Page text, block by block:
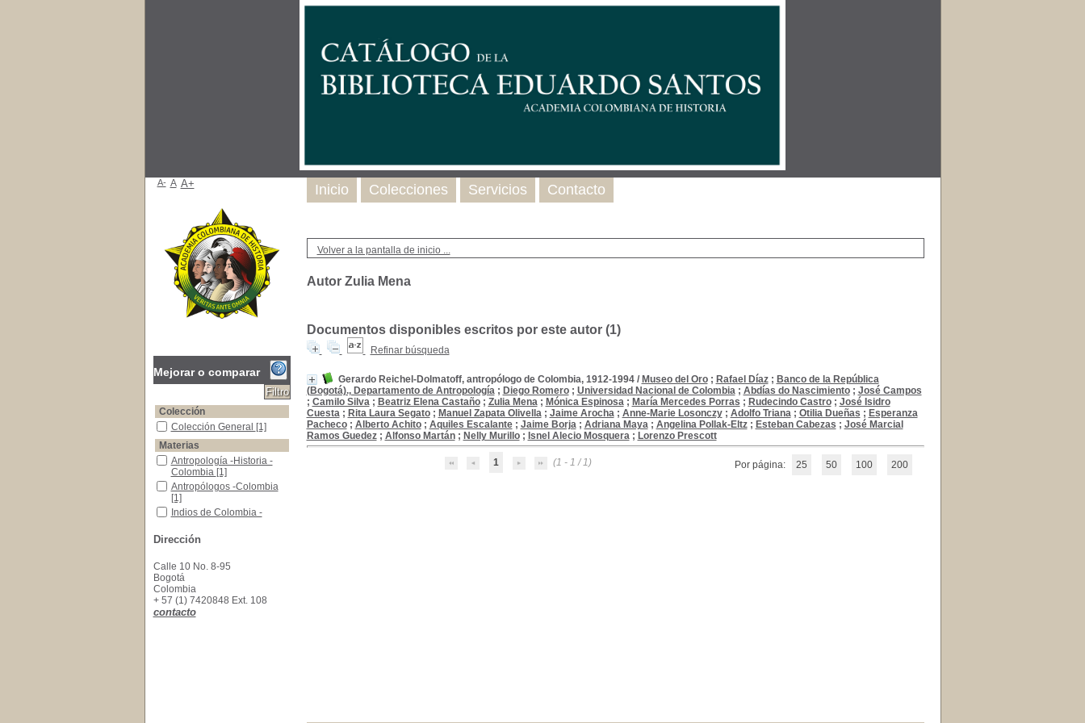
Volver a la pantalla de inicio ...
Autor Zulia Mena
Documentos disponibles escritos por este autor (1)
Refinar búsqueda
Gerardo Reichel-Dolmatoff, antropólogo de Colombia, 1912-1994/ Museo del Oro; Rafael Díaz; Banco de la República
(Bogotá)., Departamento de Antropología; Diego Romero; Universidad Nacional de Colombia; Abdías do Nascimiento; José Campos
; Camilo Silva; Beatriz Elena Castaño; Zulia Mena; Mónica Espinosa; María Mercedes Porras ; Rudecindo Castro; José Isidro
Cuesta; Rita Laura Segato; Manuel Zapata Olivella; Jaime Arocha; Anne-Marie Losonczy; Adolfo Triana; Otilia Dueñas ; Esperanza
Pacheco; Alberto Achito; Aquiles Escalante; Jaime Borja; Adriana Maya; Angelina Pollak-Eltz; Esteban Cabezas ; José Marcial
Ramos Guedez; Alfonso Martán; Nelly Murillo; Isnel Alecio Mosquera; Lorenzo Prescott
1 (1 - 1 / 1) Por página: 25 50 100 200
Inicio Colecciones Servicios Contacto
A- A A+
Mejorar o comparar
Colección
Colección General
Colección General [1]
Materias
Antropología -Historia -Colombia
Antropología -Historia -
Colombia [1]
Antropólogos -Colombia
Antropólogos -Colombia
[1]
Indios de Colombia -Fotografias
Indios de Colombia -
Dirección
Calle 10 No. 8-95
Bogotá
Colombia
+ 57 (1) 7420848 Ext. 108
contacto